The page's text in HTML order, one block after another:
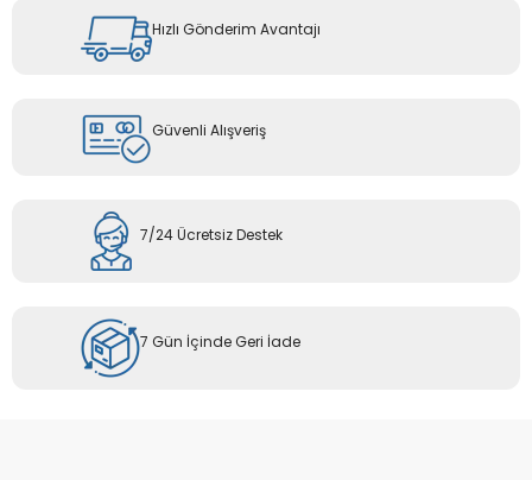
Hızlı Gönderim Avantajı
Güvenli Alışveriş
7/24 Ücretsiz Destek
7 Gün İçinde Geri İade